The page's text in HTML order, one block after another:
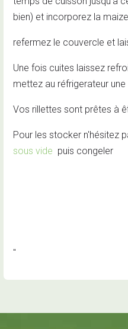
bien) et incorporez la
refermez le couvercle et
Une fois cuites laissez
mettez au réfrigerateur une
Vos rillettes sont prêtes à
Pour les stocker n'hésitez
sous vide puis congeler
"